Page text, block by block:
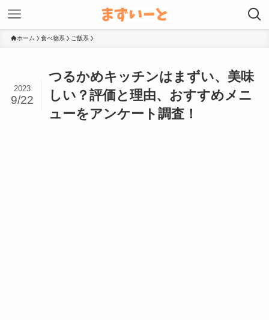
ホーム 食べ物系 ご飯系
つるかめキッチンはまずい、美味
しい？評価と理由、おすすめメニ
ューをアンケート調査！
2023
9/22